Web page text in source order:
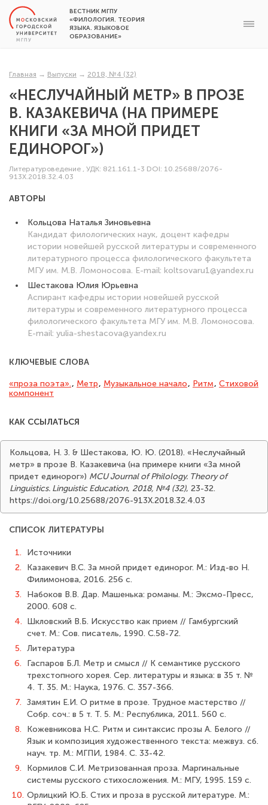
ВЕСТНИК МГПУ
«ФИЛОЛОГИЯ. ТЕОРИЯ
ЯЗЫКА. ЯЗЫКОВОЕ
ОБРАЗОВАНИЕ»
Главная → Выпуски → 2018, №4 (32)
«НЕСЛУЧАЙНЫЙ МЕТР» В ПРОЗЕ
В. КАЗАКЕВИЧА (НА ПРИМЕРЕ
КНИГИ «ЗА МНОЙ ПРИДЕТ
ЕДИНОРОГ»)
Литературоведение , УДК: 821.161.1-3 DOI: 10.25688/2076-
913X.2018.32.4.03
АВТОРЫ
Кольцова Наталья Зиновьевна
Кандидат филологических наук, доцент кафедры
истории новейшей русской литературы и современного
литературного процесса филологического факультета
МГУ им. М.В. Ломоносова. E-mail: koltsovaru1@yandex.ru
Шестакова Юлия Юрьевна
Аспирант кафедры истории новейшей русской
литературы и современного литературного процесса
филологического факультета МГУ им. М.В. Ломоносова.
E-mail: yulia-shestacova@yandex.ru
КЛЮЧЕВЫЕ СЛОВА
«проза поэта»., Метр, Музыкальное начало, Ритм, Стиховой
компонент
КАК ССЫЛАТЬСЯ
Кольцова, Н. З. & Шестакова, Ю. Ю. (2018). «Неслучайный
метр» в прозе В. Казакевича (на примере книги «За мной
придет единорог») MCU Journal of Philology. Theory of
Linguistics. Linguistic Education, 2018, №4 (32), 23-32.
https://doi.org/10.25688/2076-913X.2018.32.4.03
СПИСОК ЛИТЕРАТУРЫ
1.
Источники
2.
Казакевич В.С. За мной придет единорог. М.: Изд-во Н.
Филимонова, 2016. 256 с.
3.
Набоков В.В. Дар. Машенька: романы. М.: Эксмо-Пресс,
2000. 608 с.
4. Шкловский В.Б. Искусство как прием // Гамбургский
счет. М.: Сов. писатель, 1990. C.58-72.
5. Литература
6.
Гаспаров Б.Л. Метр и смысл // К семантике русского
трехстопного хорея. Сер. литературы и языка: в 35 т. №
4. Т. 35. М.: Наука, 1976. С. 357-366.
7. Замятин Е.И. О ритме в прозе. Трудное мастерство //
Собр. соч.: в 5 т. Т. 5. М.: Республика, 2011. 560 с.
8.
Кожевникова Н.С. Ритм и синтаксис прозы А. Белого //
Язык и композиция художественного текста: межвуз. сб.
науч. тр. М.: МГПИ, 1984. С. 33-42.
9.
Кормилов С.И. Метризованная проза. Маргинальные
системы русского стихо­сложения. М.: МГУ, 1995. 159 с.
10. Орлицкий Ю.Б. Стих и проза в русской литературе. М.: